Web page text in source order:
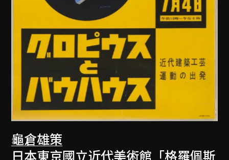
龜倉雄策
日本東京國立近代美術館「格羅佩斯